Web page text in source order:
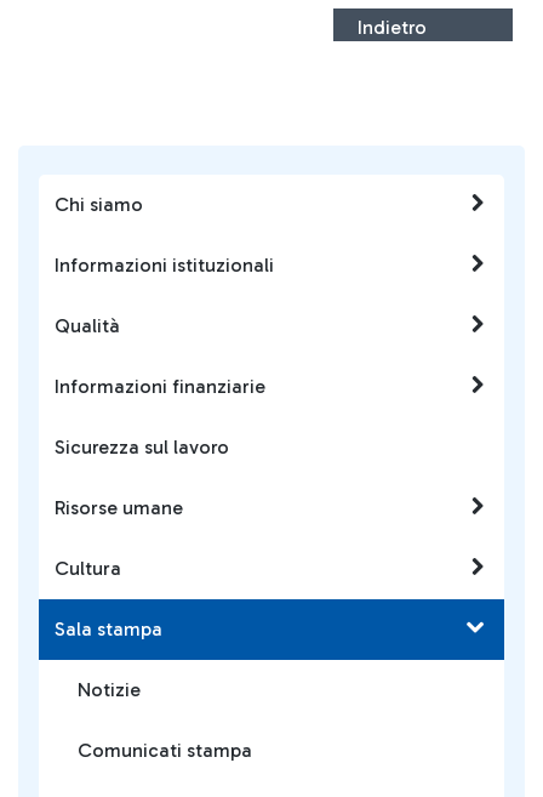
Chi siamo
Informazioni istituzionali
Qualità
Informazioni finanziarie
Sicurezza sul lavoro
Risorse umane
Cultura
Sala stampa
Notizie
Comunicati stampa
Indietro